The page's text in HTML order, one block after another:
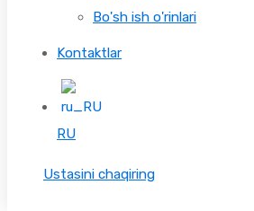
Bo'sh ish o'rinlari
Kontaktlar
RU
Ustasini chaqiring